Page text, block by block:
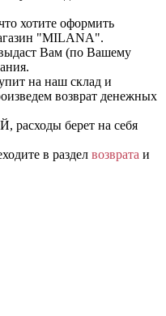
хотите оформить
"MILANA".
Вам (по Вашему
на наш склад и
возврат денежных
берет на себя
в раздел возврата и